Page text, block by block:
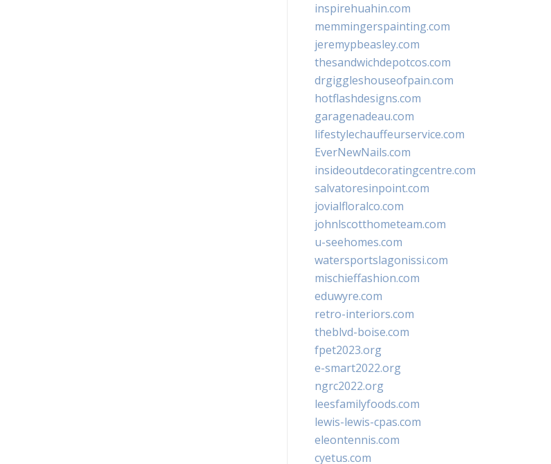
inspirehuahin.com
memmingerspainting.com
jeremypbeasley.com
thesandwichdepotcos.com
drgiggleshouseofpain.com
hotflashdesigns.com
garagenadeau.com
lifestylechauffeurservice.com
EverNewNails.com
insideoutdecoratingcentre.com
salvatoresinpoint.com
jovialfloralco.com
johnlscotthometeam.com
u-seehomes.com
watersportslagonissi.com
mischieffashion.com
eduwyre.com
retro-interiors.com
theblvd-boise.com
fpet2023.org
e-smart2022.org
ngrc2022.org
leesfamilyfoods.com
lewis-lewis-cpas.com
eleontennis.com
cyetus.com